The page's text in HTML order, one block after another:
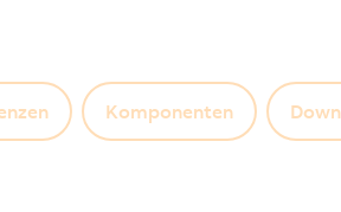
Komponenten